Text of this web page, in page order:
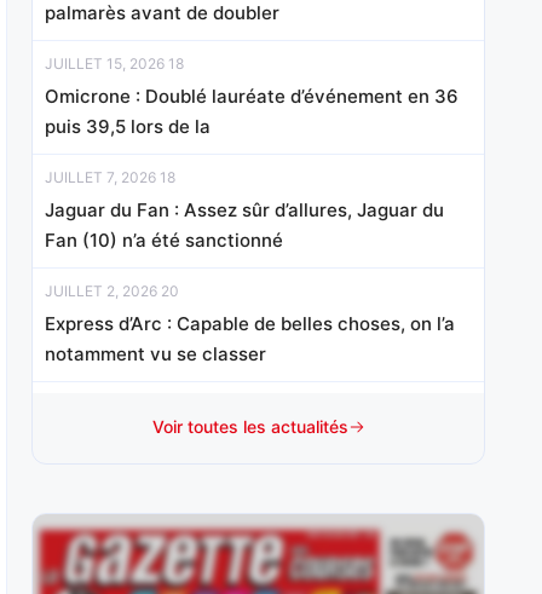
palmarès avant de doubler
JUILLET 15, 2026 18
Omicrone : Doublé lauréate d’événement en 36
puis 39,5 lors de la
JUILLET 7, 2026 18
Jaguar du Fan : Assez sûr d’allures, Jaguar du
Fan (10) n’a été sanctionné
JUILLET 2, 2026 20
Express d’Arc : Capable de belles choses, on l’a
notamment vu se classer
Le Graal : Premier atout
JUIN 22, 2026 18
Secret Wood : Précoce, elle a pris l’accessit
Voir toutes les actualités